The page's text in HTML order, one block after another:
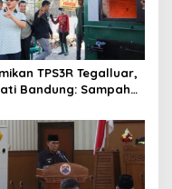
TPS3R Tegalluar,
Bandung: Sampah